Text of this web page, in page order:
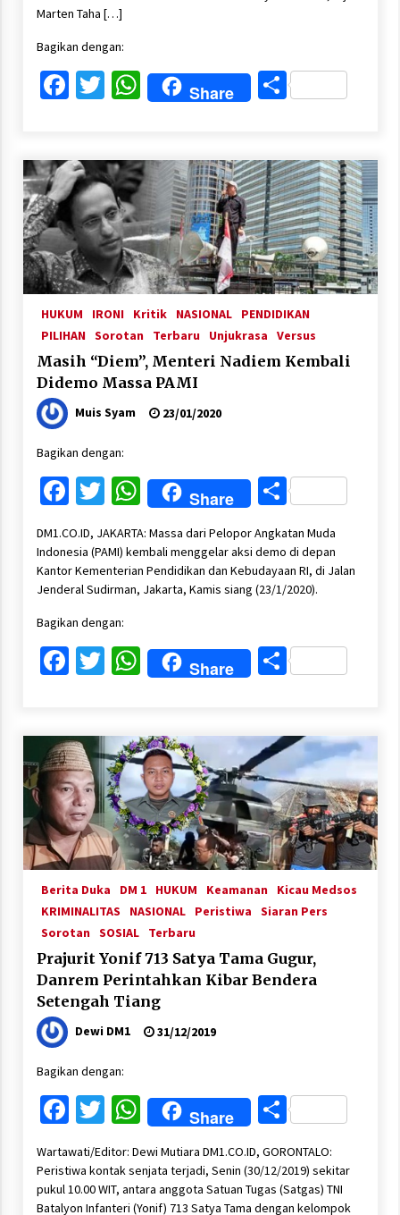
Marten Taha […]
Bagikan dengan:
Facebook
Twitter
WhatsApp
Share Share
HUKUM IRONI Kritik NASIONAL
PENDIDIKAN
PILIHAN Sorotan Terbaru Unjukrasa Versus
Masih “Diem”, Menteri Nadiem Kembali
Didemo Massa PAMI
Muis Syam 23/01/2020
Bagikan dengan:
Facebook
Twitter
WhatsApp
Share Share
DM1.CO.ID, JAKARTA: Massa dari Pelopor Angkatan Muda
Indonesia (PAMI) kembali menggelar aksi demo di depan
Kantor Kementerian Pendidikan dan Kebudayaan RI, di Jalan
Jenderal Sudirman, Jakarta, Kamis siang (23/1/2020).
Bagikan dengan:
Facebook
Twitter
WhatsApp
Share Share
Berita Duka DM 1 HUKUM Keamanan
Kicau Medsos
KRIMINALITAS
NASIONAL Peristiwa
Siaran Pers
Sorotan SOSIAL Terbaru
Prajurit Yonif 713 Satya Tama Gugur,
Danrem Perintahkan Kibar Bendera
Setengah Tiang
Dewi DM1 31/12/2019
Bagikan dengan:
Facebook
Twitter
WhatsApp
Share Share
Wartawati/Editor: Dewi Mutiara DM1.CO.ID, GORONTALO:
Peristiwa kontak senjata terjadi, Senin (30/12/2019) sekitar
pukul 10.00 WIT, antara anggota Satuan Tugas (Satgas) TNI
Batalyon Infanteri (Yonif) 713 Satya Tama dengan kelompok